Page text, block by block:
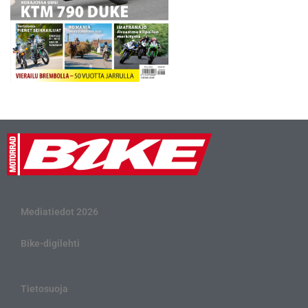
Mediatiedot 2026
Bike-digilehti
Tietosuoja